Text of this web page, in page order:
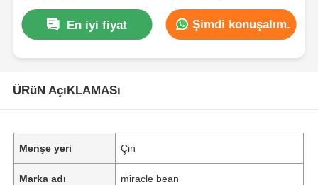
En iyi fiyat Şimdi konuşalım.
ÜRüN AçıKLAMASı
Menşe yeri Çin
Marka adı miracle bean